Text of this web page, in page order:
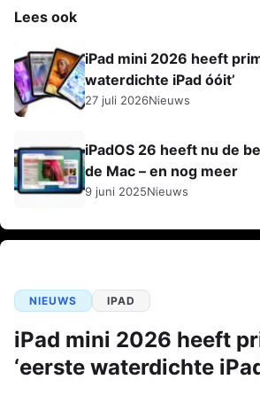
Lees ook
iPad mini 2026 heeft
waterdichte iPad óóit’
27 juli 2026Nieuws
iPadOS 26 heeft nu de
de Mac – en nog meer
9 juni 2025Nieuws
NIEUWS IPAD
iPad mini 2026 heeft
‘eerste waterdichte